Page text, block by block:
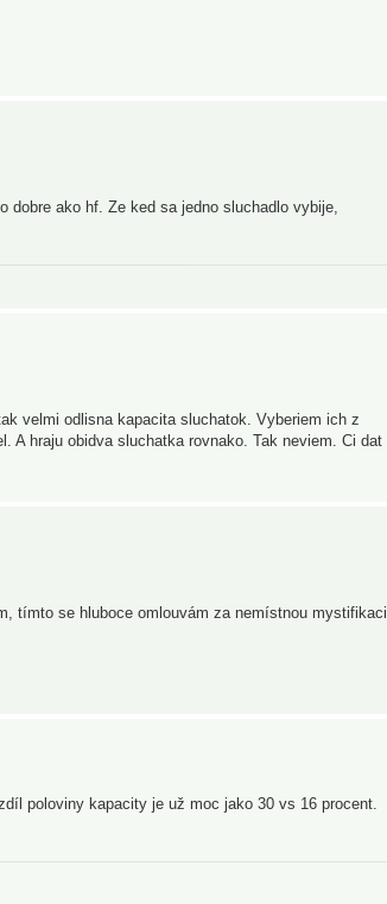
ako hf. Ze ked sa jedno sluchadlo vybije,
velmi odlisna kapacita sluchatok. Vyberiem ich z
A hraju obidva sluchatka rovnako. Tak neviem. Ci dat
tímto se hluboce omlouvám za nemístnou mystifikaci.
poloviny kapacity je už moc jako 30 vs 16 procent.